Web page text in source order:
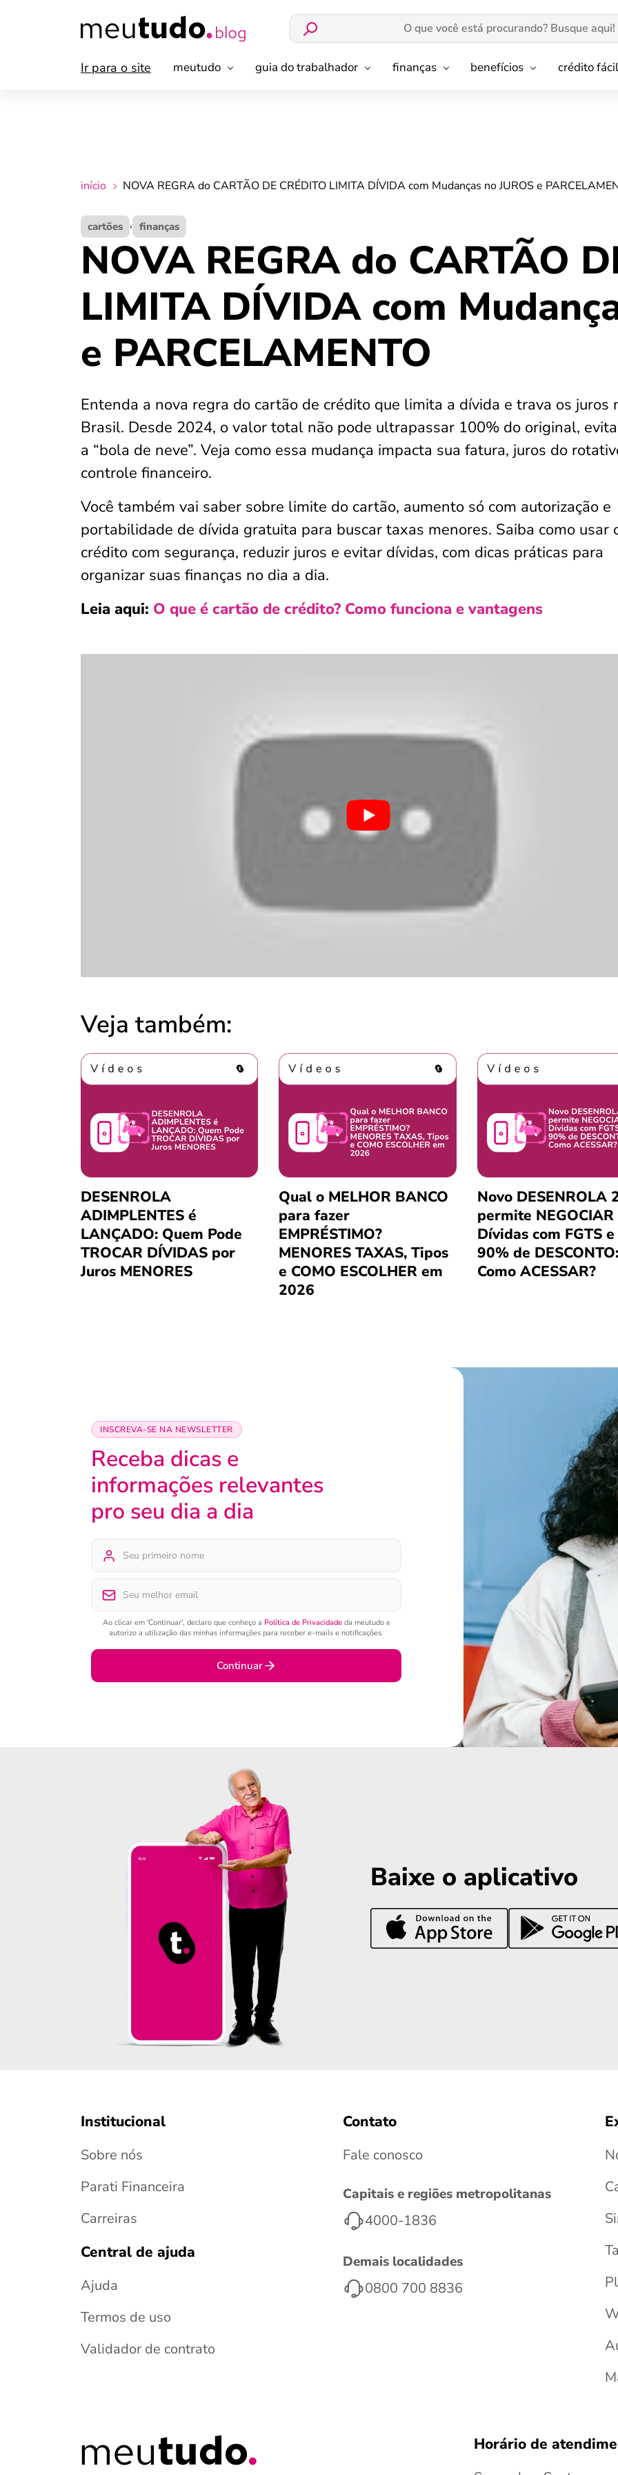
Ir para o site meutudo guia do trabalhador finanças benefícios crédito
início NOVA REGRA do CARTÃO DE CRÉDITO LIMITA DÍVIDA com Mudanças no JUROS e
cartões , finanças
NOVA REGRA do CARTÃO
LIMITA DÍVIDA com
e PARCELAMENTO
Entenda a nova regra do cartão de crédito que limita a dívida e trava os juros
Brasil. Desde 2024, o valor total não pode ultrapassar 100% do original,
a “bola de neve”. Veja como essa mudança impacta sua fatura, juros do
controle financeiro.
Você também vai saber sobre limite do cartão, aumento só com autorização e
portabilidade de dívida gratuita para buscar taxas menores. Saiba como usar
crédito com segurança, reduzir juros e evitar dívidas, com dicas práticas para
organizar suas finanças no dia a dia.
Leia aqui: O que é cartão de crédito? Como funciona e vantagens
Veja também:
DESENROLA
ADIMPLENTES é
LANÇADO: Quem Pode
TROCAR DÍVIDAS por
Juros MENORES
Qual o MELHOR BANCO
para fazer
EMPRÉSTIMO?
MENORES TAXAS, Tipos
e COMO ESCOLHER em
2026
Novo DESENROLA
permite NEGOCIAR
Dívidas com FGTS
90% de DESCONTO:
Como ACESSAR?
INSCREVA-SE NA NEWSLETTER
Receba dicas e
informações relevantes
pro seu dia a dia
Ao clicar em 'Continuar', declaro que conheço a Política de Privacidadeda meutudo e
autorizo a utilização das minhas informações para receber e-mails e notificações.
Continuar
Baixe o aplicativo
Institucional
Sobre nós
Parati Financeira
Carreiras
Central de ajuda
Ajuda
Termos de uso
Validador de contrato
Contato
Fale conosco
Capitais e regiões metropolitanas
4000-1836
Demais localidades
0800 700 8836
Horário de